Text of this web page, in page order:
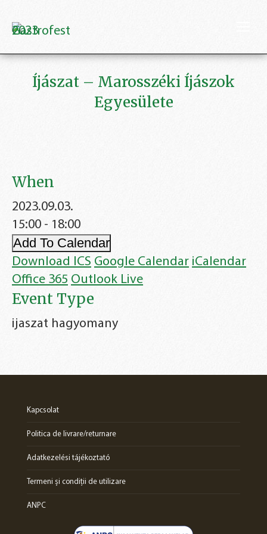
Íjászat – Marosszéki Íjászok
Egyesülete
When
2023.09.03.
15:00 - 18:00
Add To Calendar
Download ICS Google Calendar iCalendar
Office 365 Outlook Live
Event Type
ijaszat hagyomany
Kapcsolat
Politica de livrare/returnare
Adatkezelési tájékoztató
Termeni și condiții de utilizare
ANPC